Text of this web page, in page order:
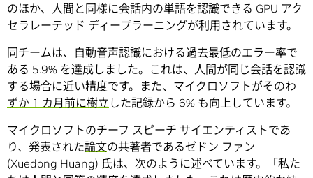
のほか、人間と同様に会話内の単語を認識できる GPU アク
セラレーテッド ディープラーニングが利用されています。
同チームは、自動音声認識における過去最低のエラー率で
ある 5.9% を達成しました。これは、人間が同じ会話を認識
する場合に近い精度です。また、マイクロソフトがそのわ
ずか 1 カ月前に樹立 した記録から 6% も向上しています。
マイクロソフトのチーフ スピーチ サイエンティストであ
り、発表された論文の共著者であるゼドン ファン
(Xuedong Huang) 氏は、次のように述べています。「私た